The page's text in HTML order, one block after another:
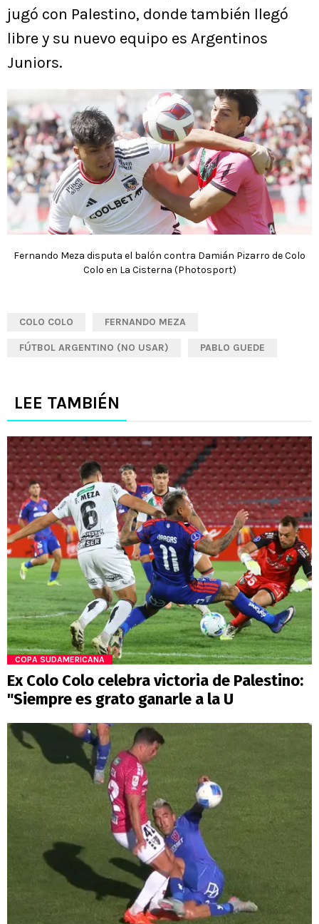
jugó con Palestino, donde también llegó
libre y su nuevo equipo es Argentinos
Juniors.
Fernando Meza disputa el balón contra Damián Pizarro de Colo
Colo en La Cisterna (Photosport)
COLO COLO FERNANDO MEZA
FÚTBOL ARGENTINO (NO USAR) PABLO GUEDE
LEE TAMBIÉN
COPA SUDAMERICANA
Ex Colo Colo celebra victoria de Palestino:
"Siempre es grato ganarle a la U